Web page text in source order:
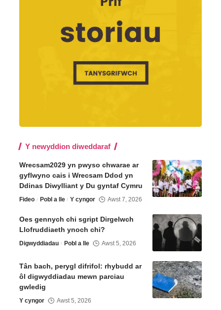
Y newyddion diweddaraf
Wrecsam2029 yn pwyso chwarae ar
gyflwyno cais i Wrecsam Ddod yn
Ddinas Diwylliant y Du gyntaf Cymru
Fideo Pobl a lle Y cyngor Awst 7, 2026
Oes gennych chi sgript Dirgelwch
Llofruddiaeth ynoch chi?
Digwyddiadau Pobl a lle Awst 5, 2026
Tân bach, perygl difrifol: rhybudd ar
ôl digwyddiadau mewn parciau
gwledig
Y cyngor Awst 5, 2026